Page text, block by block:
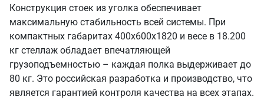
Конструкция стоек из уголка обеспечивает
максимальную стабильность всей системы. При
компактных габаритах 400х600х1820 и весе в 18.200
кг стеллаж обладает впечатляющей
грузоподъемностью – каждая полка выдерживает до
80 кг. Это российская разработка и производство, что
является гарантией контроля качества на всех этапах.